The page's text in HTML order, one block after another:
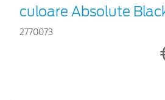
culoare Absolute
2770073